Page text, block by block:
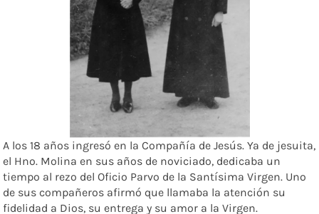
A los 18 años ingresó en la Compañía de Jesús. Ya de jesuita,
el Hno. Molina en sus años de noviciado, dedicaba un
tiempo al rezo del Oficio Parvo de la Santísima Virgen. Uno
de sus compañeros afirmó que llamaba la atención su
fidelidad a Dios, su entrega y su amor a la Virgen.